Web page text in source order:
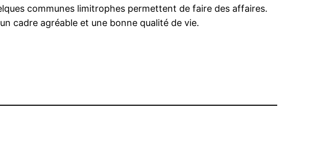
communes limitrophes permettent de faire des affaires.
cadre agréable et une bonne qualité de vie.